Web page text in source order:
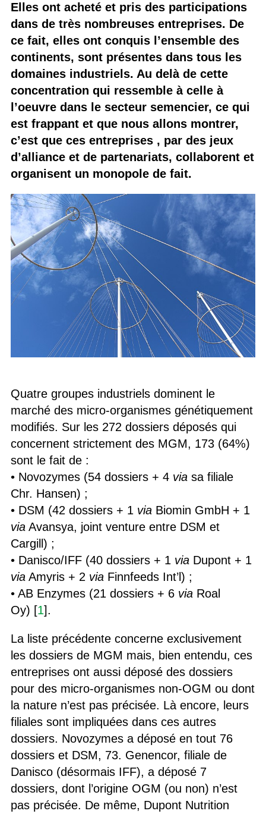
Elles ont acheté et pris des participations
dans de très nombreuses entreprises. De
ce fait, elles ont conquis l’ensemble des
continents, sont présentes dans tous les
domaines industriels. Au delà de cette
concentration qui ressemble à celle à
l’oeuvre dans le secteur semencier, ce qui
est frappant et que nous allons montrer,
c’est que ces entreprises , par des jeux
d’alliance et de partenariats, collaborent et
organisent un monopole de fait.
Quatre groupes industriels dominent le
marché des micro-organismes génétiquement
modifiés. Sur les 272 dossiers déposés qui
concernent strictement des MGM, 173 (64%)
sont le fait de :
• Novozymes (54 dossiers + 4 viasa filiale
Chr. Hansen) ;
• DSM (42 dossiers + 1 viaBiomin GmbH + 1
viaAvansya, joint venture entre DSM et
Cargill) ;
• Danisco/IFF (40 dossiers + 1 viaDupont + 1
viaAmyris + 2 viaFinnfeeds Int’l) ;
• AB Enzymes (21 dossiers + 6 viaRoal
Oy) [1].
La liste précédente concerne exclusivement
les dossiers de MGM mais, bien entendu, ces
entreprises ont aussi déposé des dossiers
pour des micro-organismes non-OGM ou dont
la nature n’est pas précisée. Là encore, leurs
filiales sont impliquées dans ces autres
dossiers. Novozymes a déposé en tout 76
dossiers et DSM, 73. Genencor, filiale de
Danisco (désormais IFF), a déposé 7
dossiers, dont l’origine OGM (ou non) n’est
pas précisée. De même, Dupont Nutrition